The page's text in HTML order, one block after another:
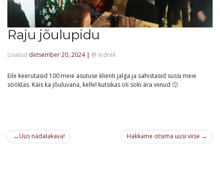
Raju jõulupidu
Lisatud detsember 20, 2024| @ Indrek
Eile keerutasid 100 meie asutuse klienti jalga ja sahistasid sussi meie
sööklas. Käis ka jõuluvana, kellel kutsikas oli soki ära viinud 🙂
Navigeerimine
Uus nädalakava! Hakkame otsima uusi viise